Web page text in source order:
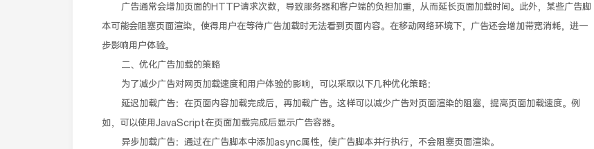
广告通常会增加页面的HTTP请求次数，导致服务器和客户端的负担加重，从而延长页面加载时间。此外，某些广告脚
本可能会阻塞页面渲染，使得用户在等待广告加载时无法看到页面内容。在移动网络环境下，广告还会增加带宽消耗，进一
步影响用户体验。
二、优化广告加载的策略
为了减少广告对网页加载速度和用户体验的影响，可以采取以下几种优化策略：
延迟加载广告：在页面内容加载完成后，再加载广告。这样可以减少广告对页面渲染的阻塞，提高页面加载速度。例
如，可以使用JavaScript在页面加载完成后显示广告容器。
异步加载广告：通过在广告脚本中添加async属性，使广告脚本并行执行，不会阻塞页面渲染。